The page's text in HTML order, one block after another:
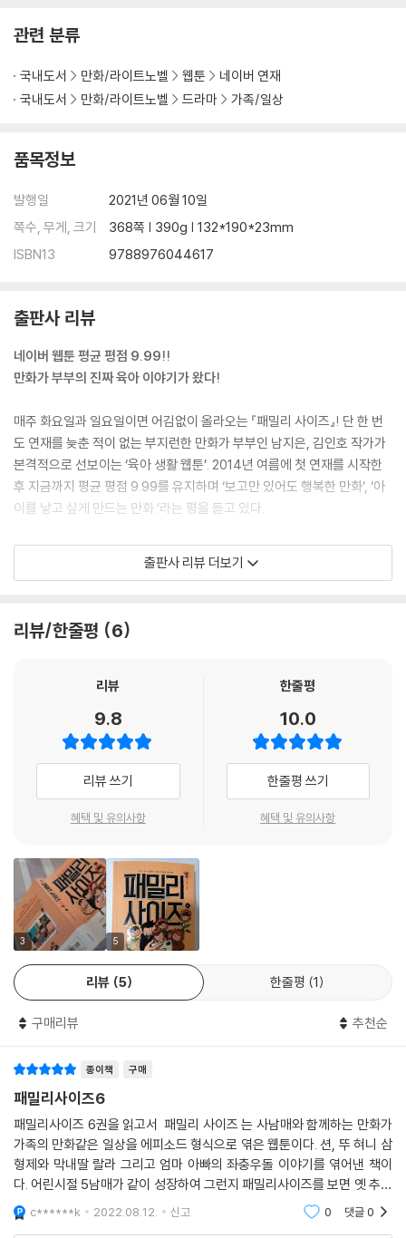
관련 분류
국내도서 만화/라이트노벨 웹툰
네이버 연재
국내도서
만화/라이트노벨 드라마 가족/일상
품목정보
발행일
2021년 06월 10일
쪽수, 무게, 크기
368쪽 | 390g | 132*190*23mm
ISBN13
9788976044617
출판사 리뷰
네이버 웹툰 평균 평점 9.99!!
만화가 부부의 진짜 육아 이야기가 왔다!
매주 화요일과 일요일이면 어김없이 올라오는 『패밀리 사이즈』! 단 한 번
도 연재를 늦춘 적이 없는 부지런한 만화가 부부인 남지은, 김인호 작가가
본격적으로 선보이는 ‘육아 생활 웹툰’. 2014년 여름에 첫 연재를 시작한
후 지금까지 평균 평점 9.99를 유지하며 ‘보고만 있어도 행복한 만화’, ‘아
이를 낳고 싶게 만드는 만화.’라는 평을 듣고 있다.
아이들보다 장난감을 더 좋아하는 엄마 아빠와, 공주님 막내딸 랄라가 태
어난 후부터 다 큰 척 하지만 밤이 되면 여전히 엄마 곁을 파고드는 삼 형제
아이들이 성장해감에 따라 한 권씩 함께 성장하는 『패밀리 사이즈』는 여섯
에는 어떤 에피소드를 풀어놓을까?’ 행복한 고민에 빠진다.
일과 육아를 병행하느라 몸은 성할 날이 없고, 피로에 건망증은 심해져가
지만 그래도 괜찮다. 이들에게는 서로를 챙겨줄 소중한 가족이 있으니까.
하루가 다르게 훌쩍 커버리는 아이들을 지켜보면서 때로는 아이들이 마냥
귀엽기만 한 어린아이로 남아주기를, 때로는 얼른 쑥쑥 자라주기를 바라며
결혼 십 년 차 부부는 오늘도 일과 육아, 그리고 사랑을 위해 고군분투 중이
출판사 리뷰 더보기
리뷰/한줄평 6
리뷰
9.8
리뷰 쓰기
혜택 및 유의사항
한줄평
10.0
한줄평 쓰기
혜택 및 유의사항
3 5
리뷰 5 한줄평 1
구매리뷰 추천순
종이책 구매
패밀리사이즈6
패밀리사이즈 6권을 읽고서 패밀리 사이즈 는 사남매와 함께하는 만화가
가족의 만화같은 일상을 에피소드 형식으로 엮은 웹툰이다. 션, 뚜 혀니 삼
형제와 막내딸 랄라 그리고 엄마 아빠의 좌충우돌 이야기를 엮어낸 책이
다. 어린시절 5남매가 같이 성장하여 그런지 패밀리사이즈를 보면 옛 추억
에 잠기게 한다.. 즐겁고 그리운 때가 생각이 난다. 패밀리사이즈 즐겁게 읽
고있습
c******k 2022.08.12. 신고 0 댓글0